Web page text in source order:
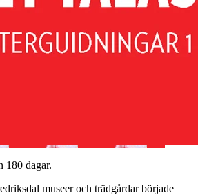
180 dagar.
museer och trädgårdar började